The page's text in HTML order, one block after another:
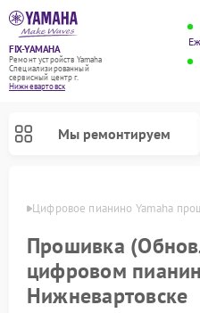
FIX-YAMAHA
Ремонт устройств Yamaha
Специализированный
cервисный центр г.
Нижневартовск
Мы ремонтируем
Цифровое пианино Yamaha
Прошивка
цифровом
Нижневартовске